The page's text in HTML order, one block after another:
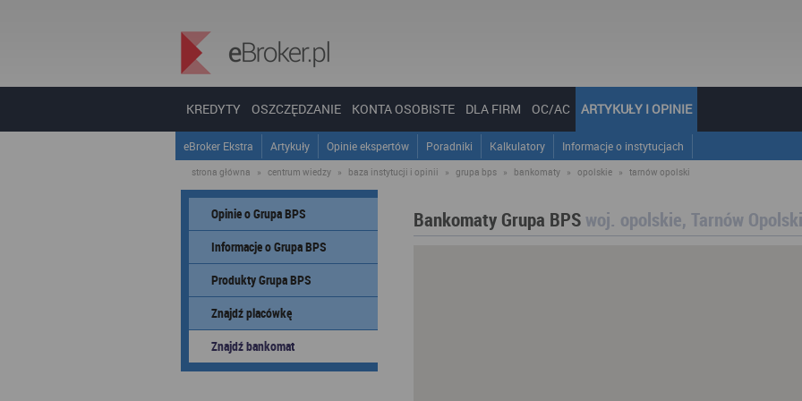
KREDYTY OSZCZĘDZANIE KONTA OSOBISTE DLA FIRM OC/AC ARTYKUŁY I OPINIE
eBroker Ekstra Artykuły Opinie ekspertów Poradniki Kalkulatory Informacje o instytucjach
strona główna » centrum wiedzy » baza instytucji i opinii » grupa bps » bankomaty » opolskie » tarnów opolski
Opinie o Grupa BPS
Informacje o Grupa BPS
Produkty Grupa BPS
Znajdź placówkę
Znajdź bankomat
Bankomaty Grupa BPS woj. opolskie, Tarnów Opolski